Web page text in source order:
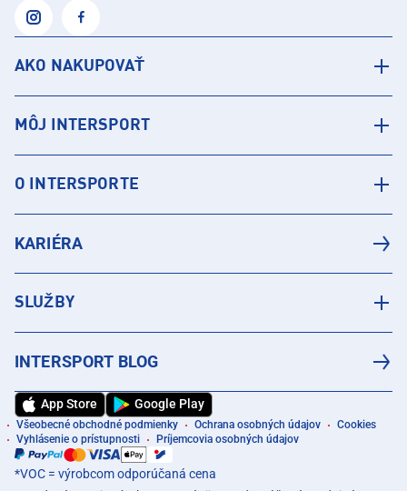
AKO NAKUPOVAŤ
MÔJ INTERSPORT
O INTERSPORTE
KARIÉRA
SLUŽBY
INTERSPORT BLOG
App Store Google Play
Všeobecné obchodné podmienky Ochrana osobných údajov
Cookies
Vyhlásenie o prístupnosti
Príjemcovia osobných údajov
*VOC = výrobcom odporúčaná cena